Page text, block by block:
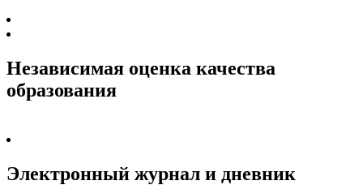
Независимая оценка качества
образования
Электронный журнал и дневник